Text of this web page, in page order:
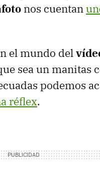
nos cuentan
el mundo del
sea un manitas
podemos
réflex.